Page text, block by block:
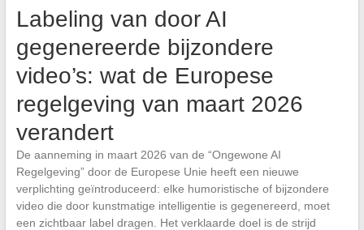
Labeling van door AI
gegenereerde bijzondere
video’s: wat de Europese
regelgeving van maart 2026
verandert
De aanneming in maart 2026 van de “Ongewone AI
Regelgeving” door de Europese Unie heeft een nieuwe
verplichting geïntroduceerd: elke humoristische of bijzondere
video die door kunstmatige intelligentie is gegenereerd, moet
een zichtbaar label dragen. Het verklaarde doel is de strijd